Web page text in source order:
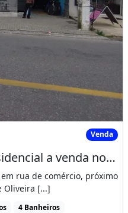
a venda noVenda
Sobrado Comercial/Residencial a venda no Tatuquara
rua de comércio, próximo
Oliveira [...]
4 Banheiros